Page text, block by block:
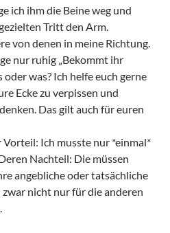
ich ihm die Beine weg und
Tritt den Arm.
von denen in meine Richtung.
nur ruhig „Bekommt ihr
was? Ich helfe euch gerne
Ecke zu verpissen und
Das gilt auch für euren
Vorteil: Ich musste nur *einmal*
Nachteil: Die müssen
angebliche oder tatsächliche
nicht nur für die anderen